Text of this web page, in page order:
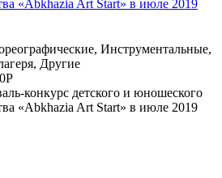
«Abkhazia Art Start» в июле 2019
, Инструментальные,
, Другие
Р
конкурс детского и юношеского
«Abkhazia Art Start» в июле 2019